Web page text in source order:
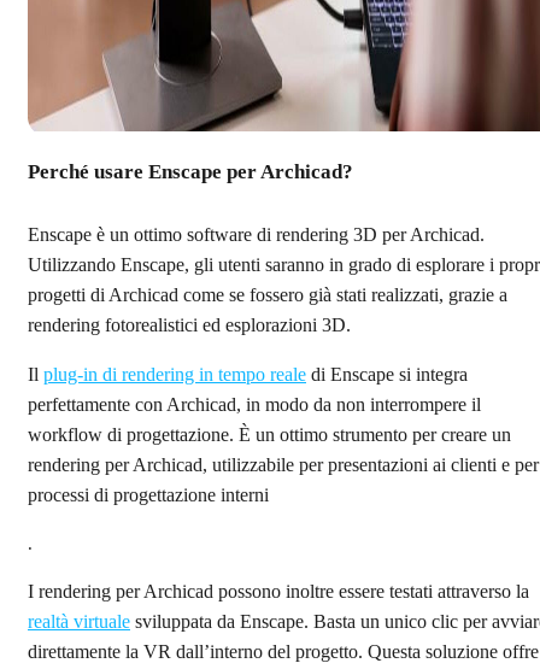
Perché usare Enscape per Archicad?
Enscape è un ottimo software di rendering 3D per Archicad.
Utilizzando Enscape, gli utenti saranno in grado di esplorare i
progetti di Archicad come se fossero già stati realizzati, grazie a
rendering fotorealistici ed esplorazioni 3D.
Il plug-in di rendering in tempo reale di Enscape si integra
perfettamente con Archicad, in modo da non interrompere il
workflow di progettazione. È un ottimo strumento per creare un
rendering per Archicad, utilizzabile per presentazioni ai clienti e per
processi di progettazione interni
.
I rendering per Archicad possono inoltre essere testati attraverso la
realtà virtuale sviluppata da Enscape. Basta un unico clic per
direttamente la VR dall’interno del progetto. Questa soluzione offre